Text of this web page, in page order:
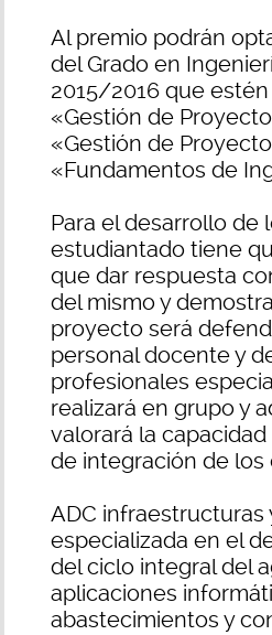
Al premio podrán
del Grado en
2015/2016 que
«Gestión de
«Gestión de
«Fundamentos de
Para el desarrollo de
estudiantado tiene
que dar respuesta
del mismo y
proyecto será
personal docente y
profesionales
realizará en grupo y
valorará la
de integración de
ADC infraestructuras
especializada en el
del ciclo integral del
aplicaciones
abastecimientos y